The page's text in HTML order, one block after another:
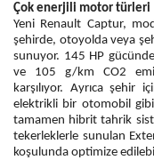
Çok enerjili motor türleri
Yeni Renault Captur,
şehirde, otoyolda veya
sunuyor. 145 HP
ve 105 g/km CO2
karşılıyor. Ayrıca şehir
elektrikli bir otomobil
tamamen hibrit tahrik
tekerleklerle sunulan
koşulunda optimize